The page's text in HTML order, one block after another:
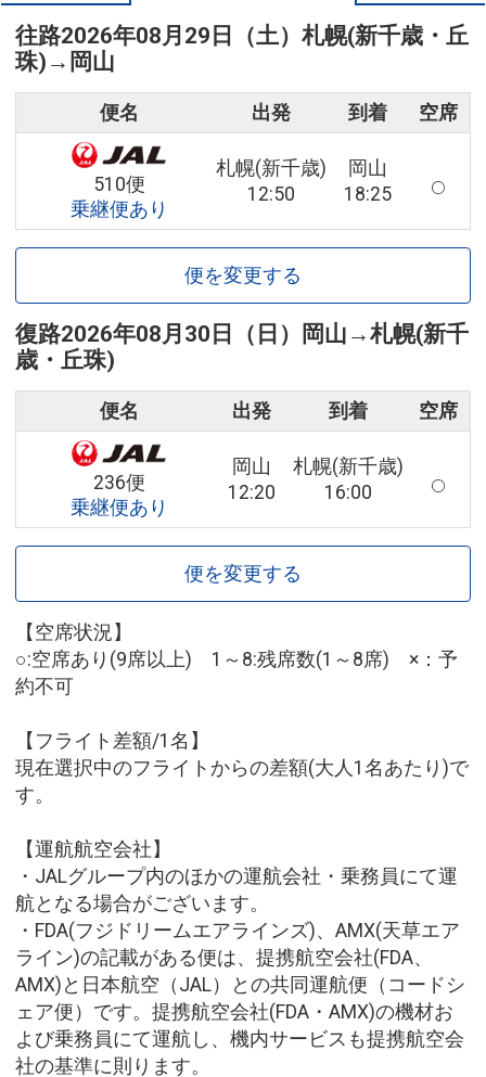
往路2026年08月29日（土） 札幌(新千歳・丘
珠) → 岡山
便名 出発 到着 空席
510便
乗継便あり
札幌(新千歳)
12:50
岡山
18:25
便を変更する
復路2026年08月30日（日） 岡山 →札幌(新千
歳・丘珠)
便名 出発 到着 空席
236便
乗継便あり
岡山
12:20
札幌(新千歳)
16:00
便を変更する
【空席状況】
○:空席あり(9席以上) 1～8:残席数(1～8席) ×：予
約不可
【フライト差額/1名】
現在選択中のフライトからの差額(大人1名あたり)で
す。
【運航航空会社】
・JALグループ内のほかの運航会社・乗務員にて運
航となる場合がございます。
・FDA(フジドリームエアラインズ)、AMX(天草エア
ライン)の記載がある便は、提携航空会社(FDA、
AMX)と日本航空（JAL）との共同運航便（コードシ
ェア便）です。提携航空会社(FDA・AMX)の機材お
よび乗務員にて運航し、機内サービスも提携航空会
社の基準に則ります。